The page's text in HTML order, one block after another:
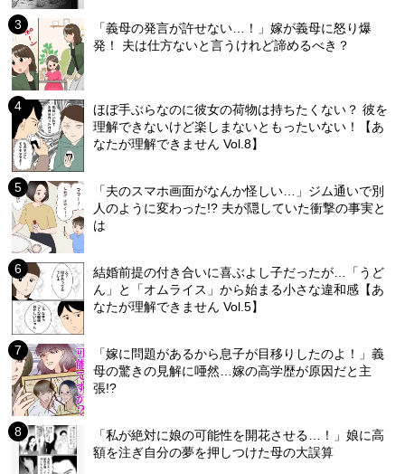
「義母の発言が許せない…！」嫁が義母に怒り爆
発！ 夫は仕方ないと言うけれど諦めるべき？
ほぼ手ぶらなのに彼女の荷物は持ちたくない？ 彼を
理解できないけど楽しまないともったいない！【あ
なたが理解できません Vol.8】
「夫のスマホ画面がなんか怪しい…」ジム通いで別
人のように変わった!? 夫が隠していた衝撃の事実と
は
結婚前提の付き合いに喜ぶよし子だったが…「うど
ん」と「オムライス」から始まる小さな違和感【あ
なたが理解できません Vol.5】
「嫁に問題があるから息子が目移りしたのよ！」義
母の驚きの見解に唖然…嫁の高学歴が原因だと主
張!?
「私が絶対に娘の可能性を開花させる…！」娘に高
額を注ぎ自分の夢を押しつけた母の大誤算